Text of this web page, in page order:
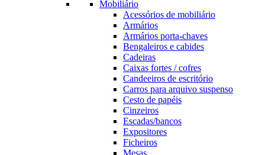
Mobiliário
Acessórios de mobiliário
Armários
Armários porta-chaves
Bengaleiros e cabides
Cadeiras
Caixas fortes / cofres
Candeeiros de escritório
Carros para arquivo suspenso
Cesto de papéis
Cinzeiros
Escadas/bancos
Expositores
Ficheiros
Mesas